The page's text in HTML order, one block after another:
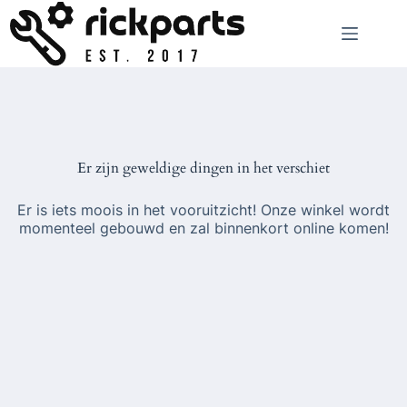
naar
de
inhoud
Er zijn geweldige dingen in het verschiet
Er is iets moois in het vooruitzicht! Onze winkel wordt
momenteel gebouwd en zal binnenkort online komen!